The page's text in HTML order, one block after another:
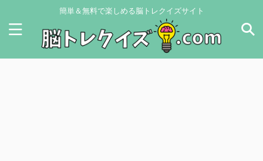
簡単＆無料で楽しめる脳トレクイズサイト